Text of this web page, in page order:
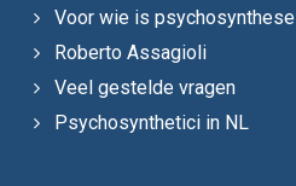
Voor wie is psychosynthese
Roberto Assagioli
Veel gestelde vragen
Psychosynthetici in NL